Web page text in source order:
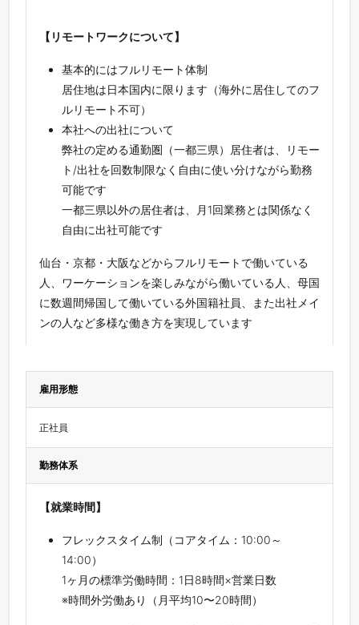
【リモートワークについて】
基本的にはフルリモート体制
居住地は日本国内に限ります（海外に居住してのフ
ルリモート不可）
本社への出社について
弊社の定める通勤圏（一都三県）居住者は、リモー
ト/出社を回数制限なく自由に使い分けながら勤務
可能です
一都三県以外の居住者は、月1回業務とは関係なく
自由に出社可能です
仙台・京都・大阪などからフルリモートで働いている
人、ワーケーションを楽しみながら働いている人、母国
に数週間帰国して働いている外国籍社員、また出社メイ
ンの人など多様な働き方を実現しています
雇用形態
正社員
勤務体系
【就業時間】
フレックスタイム制（コアタイム：10:00～
14:00）
1ヶ月の標準労働時間：1日8時間×営業日数
※時間外労働あり（月平均10〜20時間）